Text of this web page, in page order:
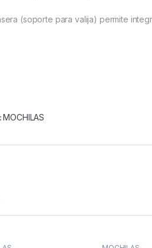
(soporte para valija) permite
MOCHILAS